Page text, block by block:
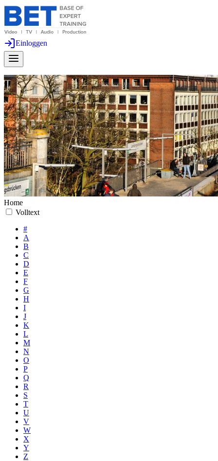
Einloggen
Home
Volltext
#
A
B
C
D
E
F
G
H
I
J
K
L
M
N
O
P
Q
R
S
T
U
V
W
X
Y
Z